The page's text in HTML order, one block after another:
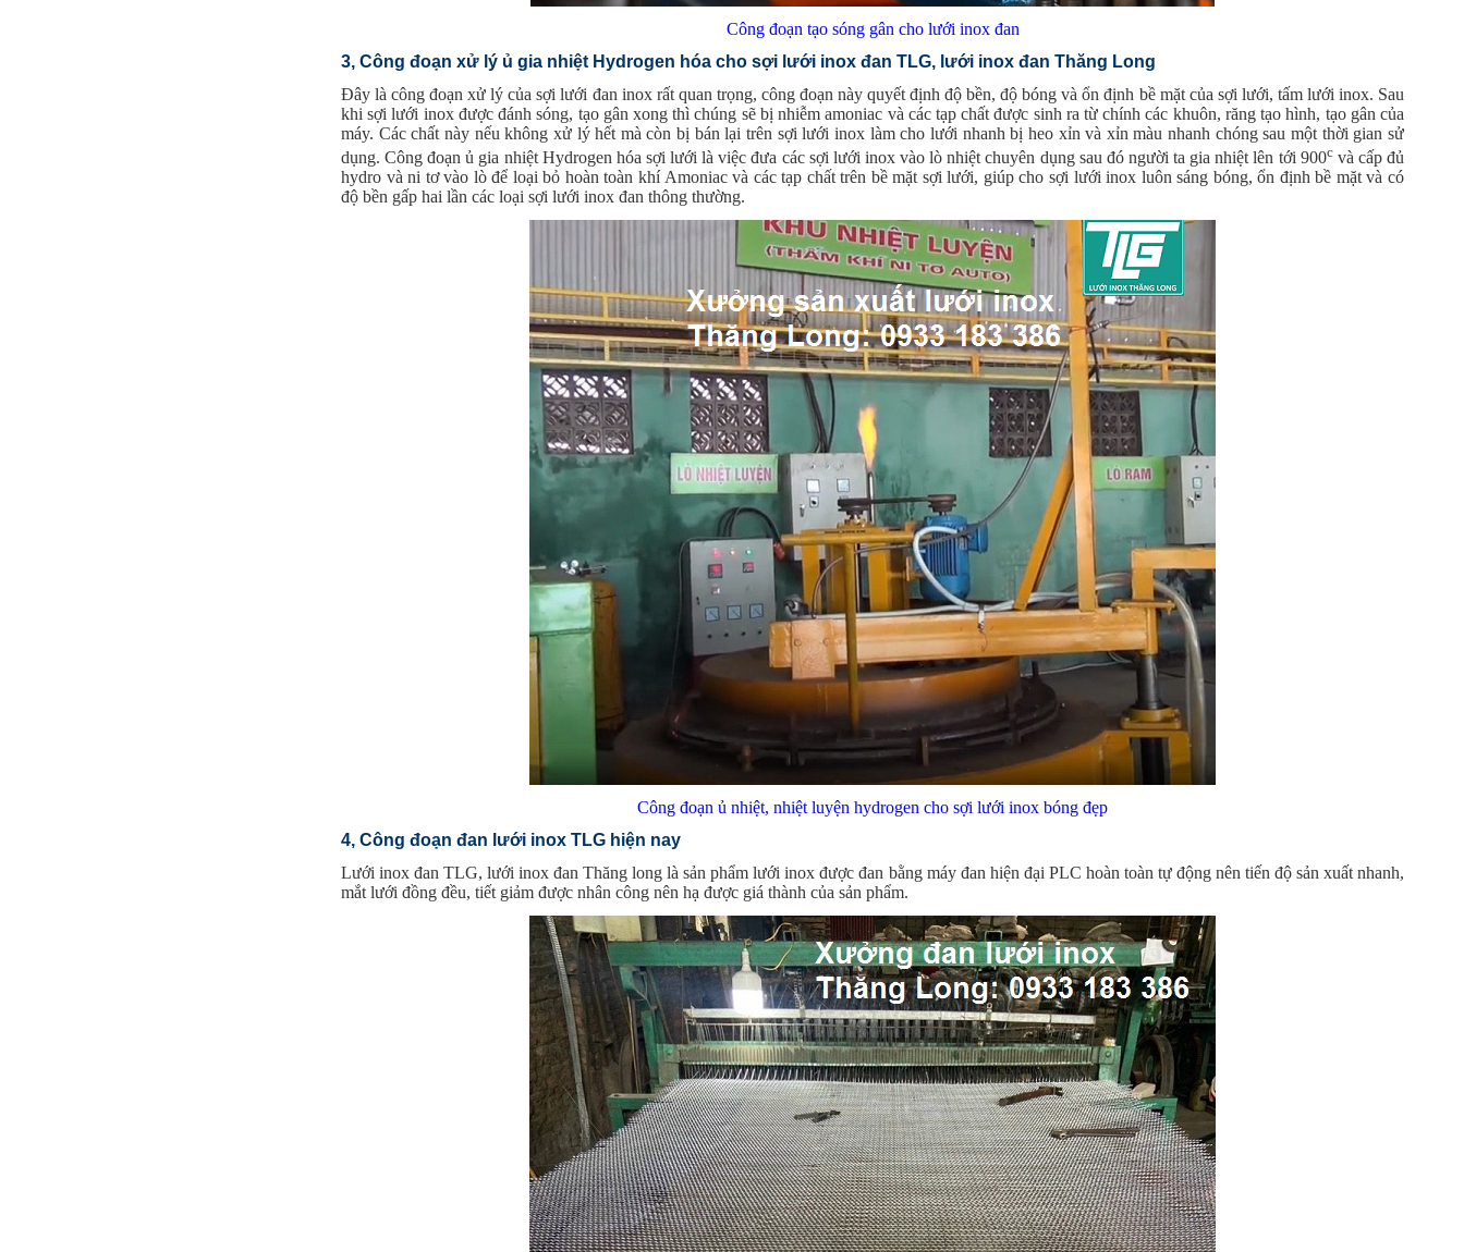
Công đoạn tạo sóng gân cho lưới inox đan
3, Công đoạn xử lý ủ gia nhiệt Hydrogen hóa cho sợi lưới inox đan TLG, lưới inox đan Thăng Long
Đây là công đoạn xử lý của sợi lưới đan inox rất quan trọng, công đoạn này quyết định độ bền, độ bóng và ổn định bề mặt của sợi lưới, tấm lưới inox. Sau
khi sợi lưới inox được đánh sóng, tạo gân xong thì chúng sẽ bị nhiễm amoniac và các tạp chất được sinh ra từ chính các khuôn, răng tạo hình, tạo gân của
máy. Các chất này nếu không xử lý hết mà còn bị bán lại trên sợi lưới inox làm cho lưới nhanh bị heo xỉn và xỉn màu nhanh chóng sau một thời gian sử
dụng. Công đoạn ủ gia nhiệt Hydrogen hóa sợi lưới là việc đưa các sợi lưới inox vào lò nhiệt chuyên dụng sau đó người ta gia nhiệt lên tới 900cvà cấp đủ
hydro và ni tơ vào lò để loại bỏ hoàn toàn khí Amoniac và các tạp chất trên bề mặt sợi lưới, giúp cho sợi lưới inox luôn sáng bóng, ổn định bề mặt và có
độ bền gấp hai lần các loại sợi lưới inox đan thông thường.
Công đoạn ủ nhiệt, nhiệt luyện hydrogen cho sợi lưới inox bóng đẹp
4, Công đoạn đan lưới inox TLG hiện nay
Lưới inox đan TLG, lưới inox đan Thăng long là sản phẩm lưới inox được đan bằng máy đan hiện đại PLC hoàn toàn tự động nên tiến độ sản xuất nhanh,
mắt lưới đồng đều, tiết giảm được nhân công nên hạ được giá thành của sản phẩm.